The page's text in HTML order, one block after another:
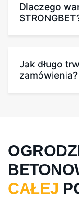
Dlaczego
Jak długo
zamówienia?
CAŁEJ